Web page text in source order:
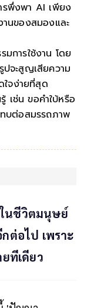
รพึ่งพา AI เพียง
นของสมองและ
การใช้งาน โดย
ปจะสูญเสียความ
ใจง่ายที่สุด
เช่น ขอคำใบ้หรือ
ทบต่อสมรรถภาพ
ในชีวิตมนุษย์
ต่อไป เพราะ
ทีเดียว